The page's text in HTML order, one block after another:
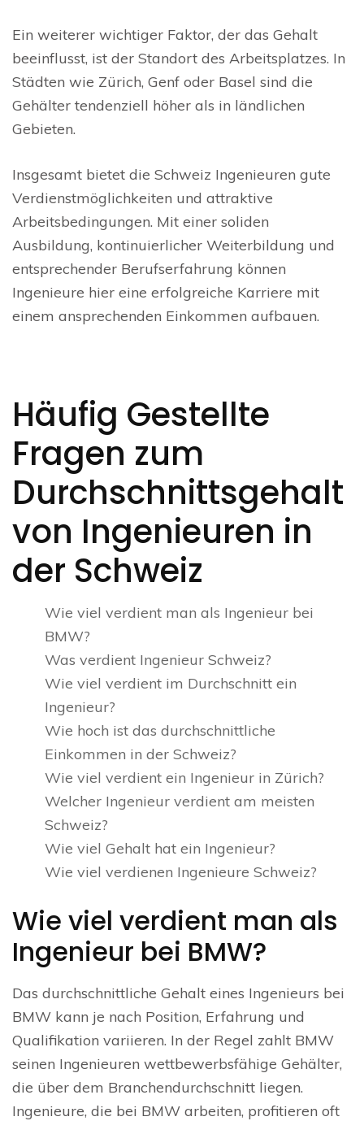
Ein weiterer wichtiger Faktor, der das Gehalt
beeinflusst, ist der Standort des Arbeitsplatzes. In
Städten wie Zürich, Genf oder Basel sind die
Gehälter tendenziell höher als in ländlichen
Gebieten.
Insgesamt bietet die Schweiz Ingenieuren gute
Verdienstmöglichkeiten und attraktive
Arbeitsbedingungen. Mit einer soliden
Ausbildung, kontinuierlicher Weiterbildung und
entsprechender Berufserfahrung können
Ingenieure hier eine erfolgreiche Karriere mit
einem ansprechenden Einkommen aufbauen.
Häufig Gestellte
Fragen zum
Durchschnittsgehalt
von Ingenieuren in
der Schweiz
Wie viel verdient man als Ingenieur bei
BMW?
Was verdient Ingenieur Schweiz?
Wie viel verdient im Durchschnitt ein
Ingenieur?
Wie hoch ist das durchschnittliche
Einkommen in der Schweiz?
Wie viel verdient ein Ingenieur in Zürich?
Welcher Ingenieur verdient am meisten
Schweiz?
Wie viel Gehalt hat ein Ingenieur?
Wie viel verdienen Ingenieure Schweiz?
Wie viel verdient man als
Ingenieur bei BMW?
Das durchschnittliche Gehalt eines Ingenieurs bei
BMW kann je nach Position, Erfahrung und
Qualifikation variieren. In der Regel zahlt BMW
seinen Ingenieuren wettbewerbsfähige Gehälter,
die über dem Branchendurchschnitt liegen.
Ingenieure, die bei BMW arbeiten, profitieren oft